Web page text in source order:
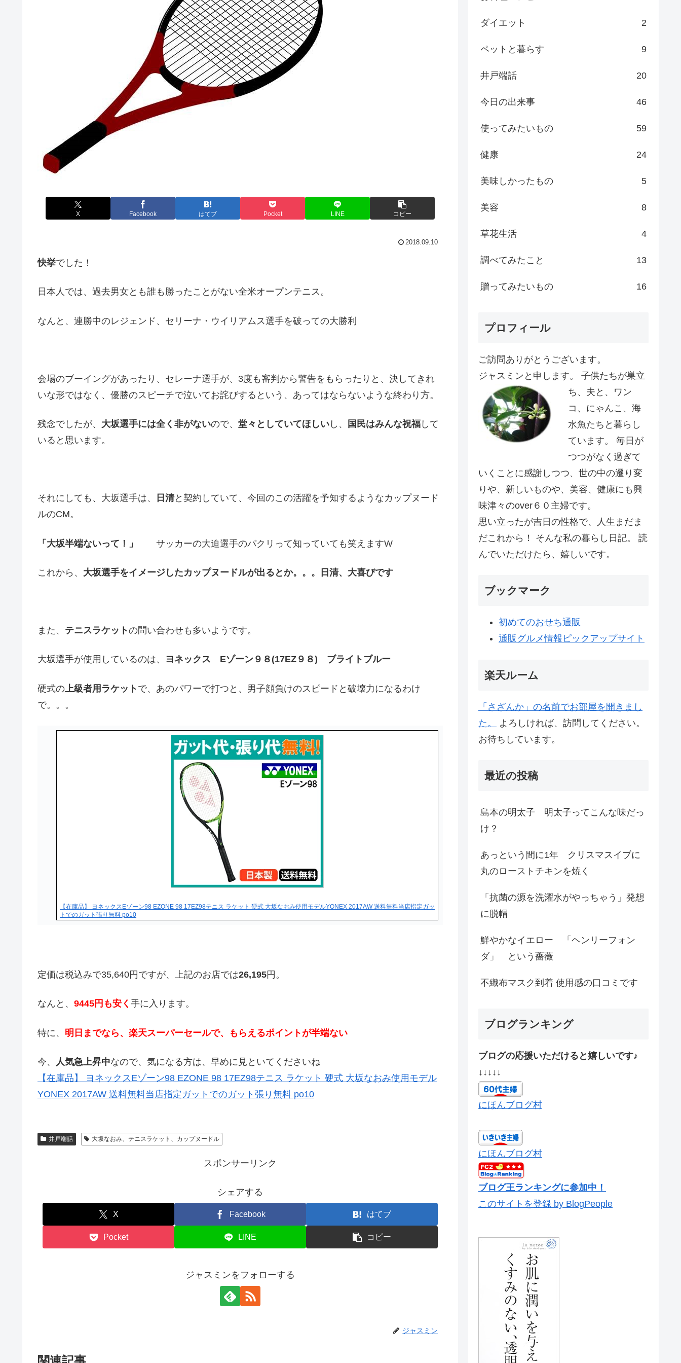
X Facebook はてブ Pocket LINE コピー
2018.09.10
快挙でした！
日本人では、過去男女とも誰も勝ったことがない全米オープンテニス。
なんと、連勝中のレジェンド、セリーナ・ウイリアムス選手を破っての大勝利
会場のブーイングがあったり、セレーナ選手が、3度も審判から警告をもらったりと、決してきれ
いな形ではなく、優勝のスピーチで泣いてお詫びするという、あってはならないような終わり方。
残念でしたが、 大坂選手には全く非がないので、 堂々としていてほしい し、 国民はみんな祝福 して
いると思います。
それにしても、大坂選手は、 日清と契約していて、今回のこの活躍を予知するようなカップヌード
ルのCM。
「大坂半端ないって！ 」 サッカーの大迫選手のパクリって知っていても笑えますW
これから、 大坂選手をイメージしたカップヌードルが出るとか。。。日清、大喜びです
また、 テニスラケットの問い合わせも多いようです。
大坂選手が使用しているのは、 ヨネックス Eゾーン９８(17EZ９８) ブライトブルー
硬式の 上級者用ラケット で、あのパワーで打つと、男子顔負けのスピードと破壊力になるわけ
で。。。
【在庫品】 ヨネックスEゾーン98 EZONE 98 17EZ98テニス ラケット 硬式 大坂なおみ使用モデルYONEX 2017AW 送料無料当店指定ガッ
トでのガット張り無料 po10
定価は税込みで35,640円ですが、上記のお店では26,195円。
なんと、 9445円も安く 手に入ります。
特に、 明日までなら、楽天スーパーセールで、もらえるポイントが半端ない
今、 人気急上昇中なので、気になる方は、早めに見といてくださいね
【在庫品】 ヨネックスEゾーン98 EZONE 98 17EZ98テニス ラケット 硬式 大坂なおみ使用モデル
YONEX 2017AW 送料無料当店指定ガットでのガット張り無料 po10
井戸端話 大坂なおみ、テニスラケット、カップヌードル
スポンサーリンク
シェアする
X Facebook はてブ
Pocket LINE コピー
ジャスミンをフォローする
ジャスミン
ダイエット 2
ペットと暮らす 9
井戸端話 20
今日の出来事 46
使ってみたいもの 59
健康 24
美味しかったもの 5
美容 8
草花生活 4
調べてみたこと 13
贈ってみたいもの 16
プロフィール
ご訪問ありがとうございます。
ジャスミンと申します。 子供たちが巣立
ち、夫と、ワン
コ、にゃんこ、海
水魚たちと暮らし
ています。 毎日が
つつがなく過ぎて
いくことに感謝しつつ、世の中の遷り変
りや、新しいものや、美容、健康にも興
味津々のover６０主婦です。
思い立ったが吉日の性格で、人生まだま
だこれから！ そんな私の暮らし日記。 読
んでいただけたら、嬉しいです。
ブックマーク
初めてのおせち通販
通販グルメ情報ピックアップサイト
楽天ルーム
「さざんか」の名前でお部屋を開きまし
た。
よろしければ、訪問してください。
お待ちしています。
最近の投稿
島本の明太子 明太子ってこんな味だっ
け？
あっという間に1年 クリスマスイブに
丸のローストチキンを焼く
「抗菌の源を洗濯水がやっちゃう」発想
に脱帽
鮮やかなイエロー 「ヘンリーフォン
ダ」 という薔薇
不織布マスク到着 使用感の口コミです
ブログランキング
ブログの応援いただけると嬉しいです♪
↓↓↓↓↓
にほんブログ村
にほんブログ村
ブログ王ランキングに参加中！
このサイトを登録 by BlogPeople